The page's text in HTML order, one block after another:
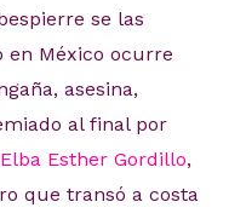
se las
en México ocurre
asesina,
al final por
Elba Esther Gordillo,
que transó a costa